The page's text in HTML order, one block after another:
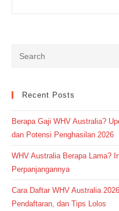
Recent Posts
Berapa Gaji WHV Australia?
dan Potensi Penghasilan 2026
WHV Australia Berapa Lama?
Perpanjangannya
Cara Daftar WHV Australia
Pendaftaran, dan Tips Lolos